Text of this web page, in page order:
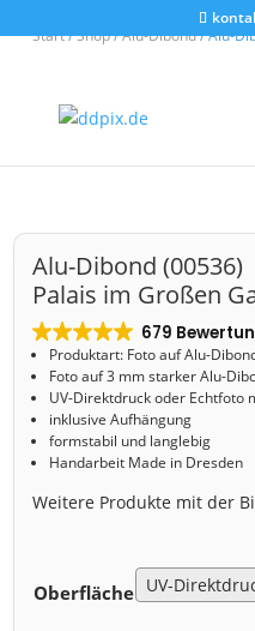
Start/Shop/Alu-Dibond/ Alu-
Alu-Dibond (00536)
Palais im Großen
679
Produktart: Foto auf Alu-
Foto auf 3 mm starker Alu-
UV-Direktdruck oder Echtfoto
inklusive Aufhängung
formstabil und langlebig
Handarbeit Made in Dresden
Weitere Produkte mit der
Oberfläche